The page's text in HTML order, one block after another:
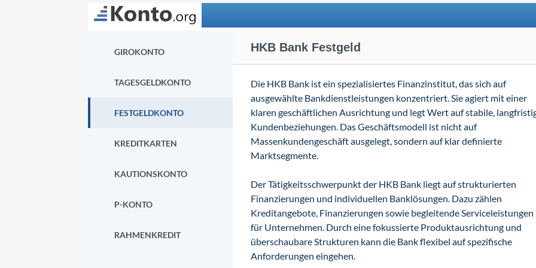
Suchen
HKB Bank Festgeld
Die HKB Bank ist ein spezialisiertes Finanzinstitut, das sich auf
ausgewählte Bankdienstleistungen konzentriert. Sie agiert mit einer
klaren geschäftlichen Ausrichtung und legt Wert auf stabile,
Kundenbeziehungen. Das Geschäftsmodell ist nicht auf
Massenkundengeschäft ausgelegt, sondern auf klar definierte
Marktsegmente.
Der Tätigkeitsschwerpunkt der HKB Bank liegt auf strukturierten
Finanzierungen und individuellen Banklösungen. Dazu zählen
Kreditangebote, Finanzierungen sowie begleitende Serviceleistungen
für Unternehmen. Durch eine fokussierte Produktausrichtung und
überschaubare Strukturen kann die Bank flexibel auf spezifische
Anforderungen eingehen.
GIROKONTO
TAGESGELDKONTO
FESTGELDKONTO
KREDITKARTEN
KAUTIONSKONTO
P-KONTO
RAHMENKREDIT